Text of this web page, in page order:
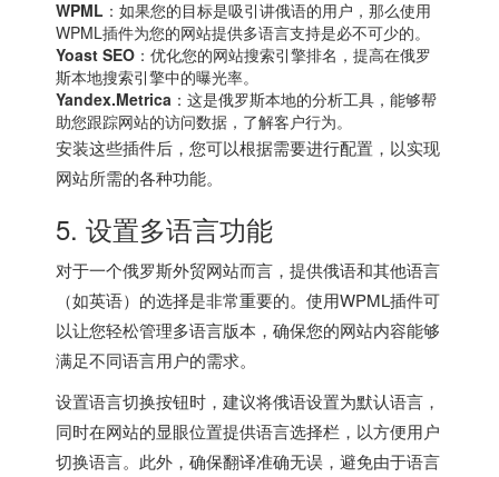
WPML ：如果您的目标是吸引讲俄语的用户，那么使用
WPML插件为您的网站提供多语言支持是必不可少的。
Yoast SEO ：优化您的网站搜索引擎排名，提高在俄罗
斯本地搜索引擎中的曝光率。
Yandex.Metrica ：这是俄罗斯本地的分析工具，能够帮
助您跟踪网站的访问数据，了解客户行为。
安装这些插件后，您可以根据需要进行配置，以实现
网站所需的各种功能。
5. 设置多语言功能
对于一个俄罗斯外贸网站而言，提供俄语和其他语言
（如英语）的选择是非常重要的。使用WPML插件可
以让您轻松管理多语言版本，确保您的网站内容能够
满足不同语言用户的需求。
设置语言切换按钮时，建议将俄语设置为默认语言，
同时在网站的显眼位置提供语言选择栏，以方便用户
切换语言。此外，确保翻译准确无误，避免由于语言